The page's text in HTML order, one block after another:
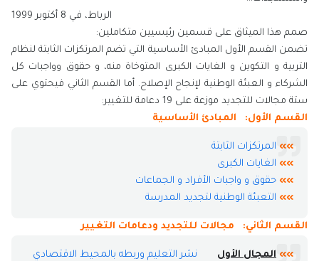
الرباط، في 8 أكتوبر 1999
صمم هذا الميثاق على قسمين رئيسيين متكاملين:
تضمن القسم الأول المبادئ الأساسية التي تضم المرتكزات الثابتة لنظام
التربية و التكوين و الغايات الكبرى المتوخاة منه، و حقوق وواجبات كل
الشركاء و العبئة الوطنية لإنجاح الإصلاح. أما القسم الثاني فيحتوي على
ستة مجالات للتجديد موزعة على 19 دعامة للتغيير:
القسم الأول: المبادئ الأساسية
»» المرتكزات الثابتة
»» الغايات الكبرى
»» حقوق و واجبات الأفراد و الجماعات
»» التعبئة الوطنية لتجديد المدرسة​
القسم الثاني: مجالات للتجديد ودعامات التغيير
»» المجال الأول
نشر التعليم وربطه بالمحيط الاقتصادي​